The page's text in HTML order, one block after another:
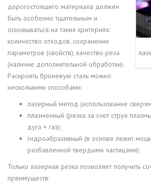
дорогостоящего материала должен
быть особенно тщательным и
основываться на таких критериях:
количество отходов, сохранение
параметров (свойств), качество реза
(наличие дополнительной обработки).
Раскроить броневую сталь можно
несколькими способами:
лазерный метод (использование
плазменный (резка за счет струи
дуга + газ);
гидроабразивный (в основе лежит
разбавленной твердыми частицами).
Только лазерная резка позволяет получить
преимуществ: